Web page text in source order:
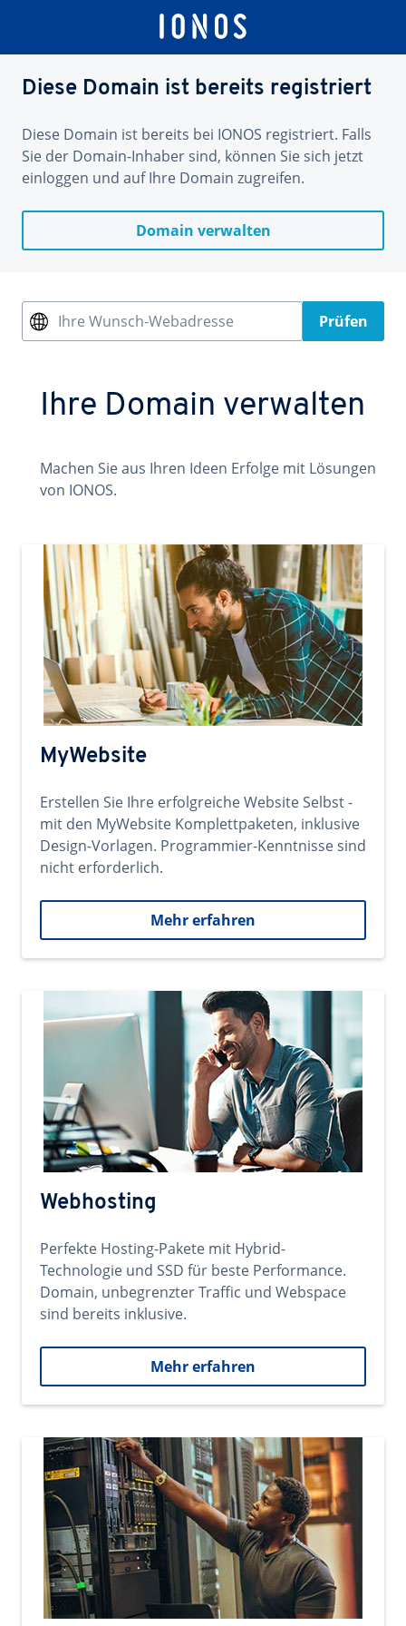
Diese Domain ist bereits registriert
Diese Domain ist bereits bei IONOS registriert. Falls
Sie der Domain-Inhaber sind, können Sie sich jetzt
einloggen und auf Ihre Domain zugreifen.
Domain verwalten
Ihre Wunsch-Webadresse Prüfen
Ihre Domain verwalten
Machen Sie aus Ihren Ideen Erfolge mit Lösungen
von IONOS.
MyWebsite
Erstellen Sie Ihre erfolgreiche Website Selbst -
mit den MyWebsite Komplettpaketen, inklusive
Design-Vorlagen. Programmier-Kenntnisse sind
nicht erforderlich.
Mehr erfahren
Webhosting
Perfekte Hosting-Pakete mit Hybrid-
Technologie und SSD für beste Performance.
Domain, unbegrenzter Traffic und Webspace
sind bereits inklusive.
Mehr erfahren